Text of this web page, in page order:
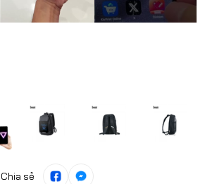
Chia sẻ